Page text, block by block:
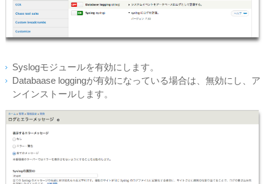
Syslogモジュールを有効にします。
Databaase loggingが有効になっている場合は、無効にし、ア
ンインストールします。